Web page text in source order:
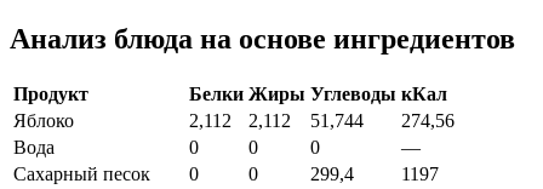
Анализ блюда на основе ингредиентов
Продукт Белки Жиры Углеводы кКал
Яблоко
2,112 2,112 51,744
274,56
Вода
0 0 0
—
Сахарный песок
0 0 299,4
1197